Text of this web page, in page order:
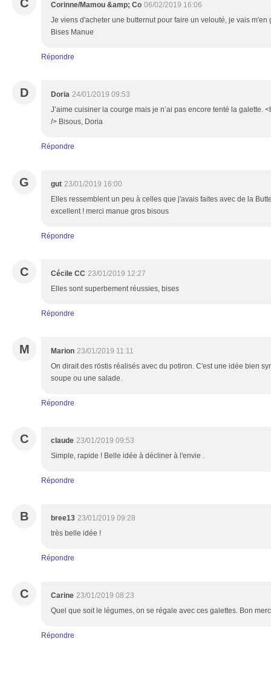
C Corinne/Mamou &amp; Co 06/02/2019 16:06
Je viens d'acheter une butternut pour faire un velouté, je vais
Bises Manue
Répondre
D Doria 24/01/2019 09:53
J’aime cuisiner la courge mais je n’ai pas encore tenté la galette.
/> Bisous, Doria
Répondre
G gut 23/01/2019 16:00
Elles ressemblent un peu à celles que j'avais faites avec de la
excellent ! merci manue gros bisous
Répondre
C Cécile CC 23/01/2019 12:27
Elles sont superbement réussies, bises
Répondre
M Marion 23/01/2019 11:11
On dirait des röstis réalisés avec du potiron. C'est une idée bien
soupe ou une salade.
Répondre
C claude 23/01/2019 09:53
Simple, rapide ! Belle idée à décliner à l'envie .
Répondre
B bree13 23/01/2019 09:28
très belle idée !
Répondre
C Carine 23/01/2019 08:23
Quel que soit le légumes, on se régale avec ces galettes. Bon
Répondre